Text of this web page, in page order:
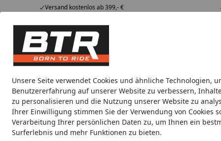
Unsere Seite verwendet Cookies und ähnliche Technologien,
Benutzererfahrung auf unserer Website zu verbessern,
zu personalisieren und die Nutzung unserer Website zu
Ihrer Einwilligung stimmen Sie der Verwendung von Cookies
Verarbeitung Ihrer persönlichen Daten zu, um Ihnen ein
Surferlebnis und mehr Funktionen zu bieten.
Versand kostenlos ab 399,- €
Hotline07051 / 9 222 5959
Mi-Fr. 8-12 Uhr
Alle Produkte
Alle ProdukteMarken
Werkstatt Beleuchtung / Leuchtmittel
Noch 2 Tage und 16 Stunden
Spare